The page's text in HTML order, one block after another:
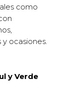
como
ocasiones.
y Verde